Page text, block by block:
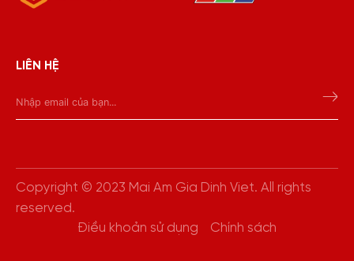
LIÊN HỆ
Copyright © 2023 Mai Am Gia Dinh Viet. All rights
reserved.
Điều khoản sử dụng
Chính sách